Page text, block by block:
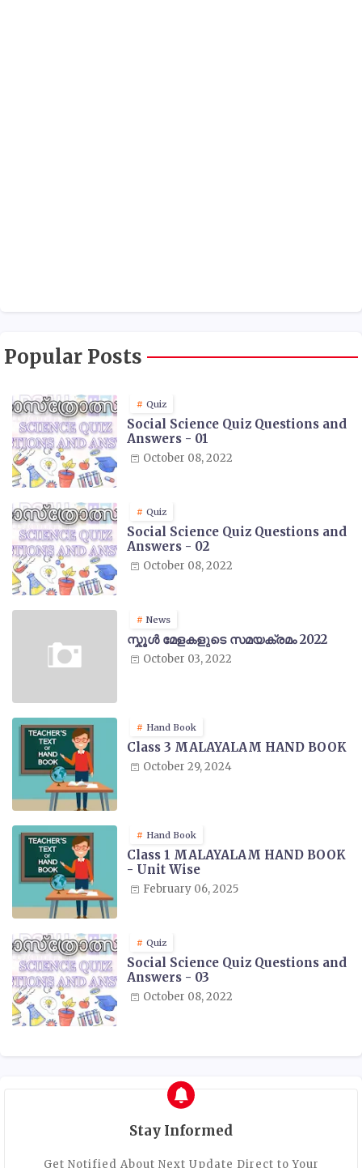
Popular Posts
Quiz
Social Science Quiz Questions and
Answers - 01
October 08, 2022
Quiz
Social Science Quiz Questions and
Answers - 02
October 08, 2022
News
സ്കൂൾ മേളകളുടെ സമയക്രമം 2022
October 03, 2022
Hand Book
Class 3 MALAYALAM HAND BOOK
October 29, 2024
Hand Book
Class 1 MALAYALAM HAND BOOK
- Unit Wise
February 06, 2025
Quiz
Social Science Quiz Questions and
Answers - 03
October 08, 2022
Stay Informed
Get Notified About Next Update Direct to Your